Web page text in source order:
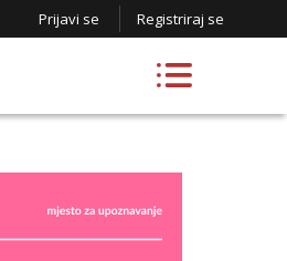
Prijavi se Registriraj se